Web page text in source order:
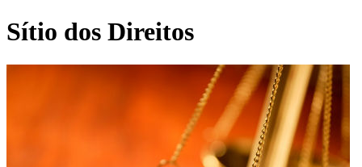
Sítio dos Direitos